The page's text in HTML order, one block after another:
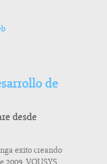
de
desde
exito creando